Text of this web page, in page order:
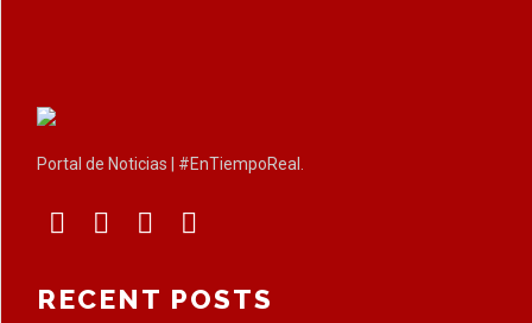
Portal de Noticias | #EnTiempoReal.
RECENT POSTS